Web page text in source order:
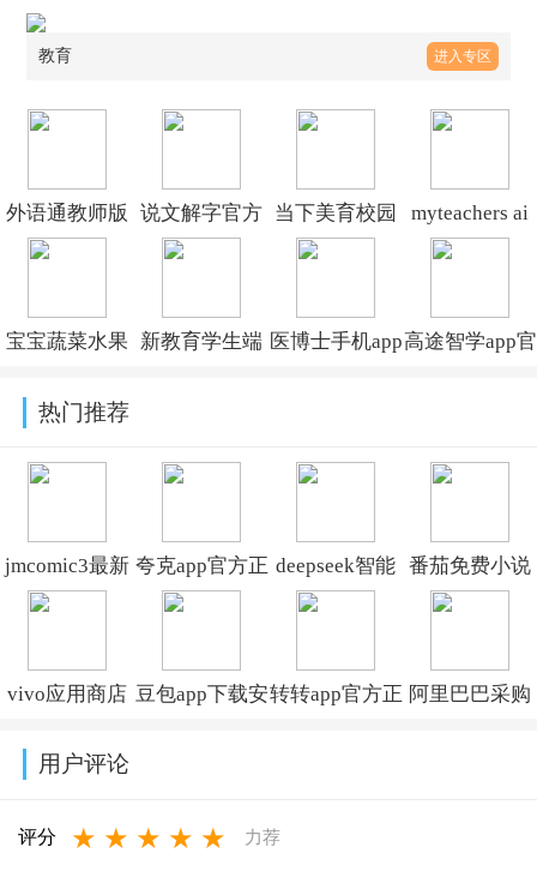
教育 进入专区
外语通教师版
官方appv1.8.9
说文解字官方
最新版v2.5.3
当下美育校园
版官方版v6.1.8
myteachers ai
官方正版v1.4.1
宝宝蔬菜水果 新教育学生端 医博士手机app高途智学app官
热门推荐
jmcomic3最新
安装包v2.0.24
夸克app官方正
版下载最新版
v10.10.0.1075
deepseek智能
助手下载v2.1.1
番茄免费小说
下载安装app安
vivo应用商店 豆包app下载安转转app官方正 阿里巴巴采购
用户评论
评分 ★ ★ ★ ★ ★ 力荐